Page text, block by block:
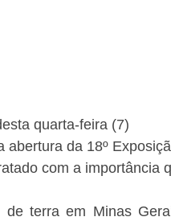
quarta-feira (7)
da 18º
com a importância
terra em Minas